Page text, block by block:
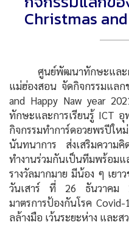
Christmas
ศูนย์พัฒนาทักษะและการ
แม่ฮ่องสอน จัดกิจกรรมแลก
and Happy Naw year
ทักษะและการเรียนรู้ ICT อุ
กิจกรรมทำการ์ดอวยพรปี
นันทนาการ ส่งเสริมความ
ทำงานร่วมกันเป็นทีมพร้อ
รางวัลมากมาย มีน้อง ๆ เยา
วันเสาร์ ที่ 26 ธันวาคม
มาตรการป้องกันโรค
ลล้างมือ เว้นระยะห่าง และ